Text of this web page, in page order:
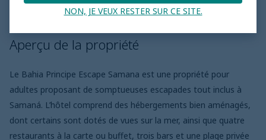
Aperçu de la propriété Plans repas
Aperçu de la propriété
Le Bahia Principe Escape Samana est une propriété pour
adultes proposant de somptueuses escapades tout inclus à
Samaná. L’hôtel comprend des hébergements bien aménagés,
dont certains sont dotés de vues sur la mer, ainsi que quatre
restaurants à la carte ou buffet, trois bars et une plage privée
NON, JE VEUX RESTER SUR CE SITE.